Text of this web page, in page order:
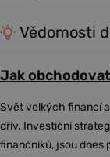
Vědomosti
Jak
Svět velkých financí
dřív. Investiční
finančníků, jsou dnes